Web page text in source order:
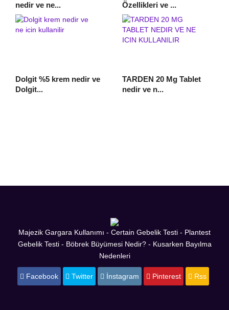
nedir ve ne...
Özellikleri ve ...
Dolgit %5 krem nedir ve
Dolgit...
TARDEN 20 Mg Tablet
nedir ve n...
Majezik Gargara Kullanımı - Certain Gebelik Testi - Plantest
Gebelik Testi- Böbrek Büyümesi Nedir?- Kusarken Bayılma
Nedenleri
Facebook Twitter İnstagram Pinterest Rss